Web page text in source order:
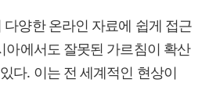
양한 온라인 자료에 쉽게 접근
아에서도 잘못된 가르침이 확산
다. 이는 전 세계적인 현상이